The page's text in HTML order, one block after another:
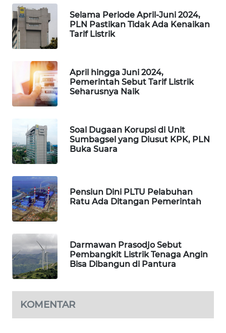
Selama Periode April-Juni 2024,
PLN Pastikan Tidak Ada Kenaikan
Tarif Listrik
April hingga Juni 2024,
Pemerintah Sebut Tarif Listrik
Seharusnya Naik
Soal Dugaan Korupsi di Unit
Sumbagsel yang Diusut KPK, PLN
Buka Suara
Pensiun Dini PLTU Pelabuhan
Ratu Ada Ditangan Pemerintah
Darmawan Prasodjo Sebut
Pembangkit Listrik Tenaga Angin
Bisa Dibangun di Pantura
KOMENTAR